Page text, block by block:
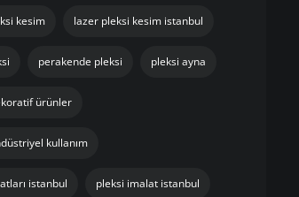
kesim lazer pleksi kesim istanbul
perakende pleksi pleksi ayna
ürünler
kullanım
istanbul pleksi imalat istanbul